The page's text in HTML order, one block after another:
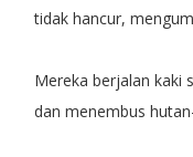
tidak hancur,
Mereka berjalan kaki
dan menembus